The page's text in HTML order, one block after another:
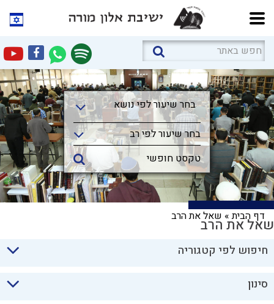
בחר שיעור לפי נושא
בחר שיעור לפי נושא
בחר שיעור לפי רב
דף הבית» שאל את הרבשאל את הרב
חיפוש לפי קטגוריה
סינון